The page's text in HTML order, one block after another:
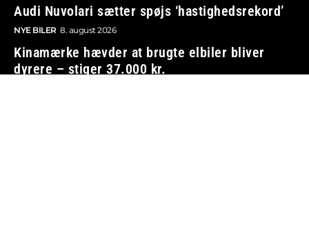
Audi Nuvolari sætter spøjs ‘hastighedsrekord’
NYE BILER 8. august 2026
Kinamærke hævder at brugte elbiler bliver
dyrere – stiger 37.000 kr.